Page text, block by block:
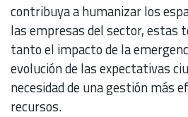
contribuya a humanizar los
las empresas del sector, estas
tanto el impacto de la
evolución de las expectativas
necesidad de una gestión más
recursos.